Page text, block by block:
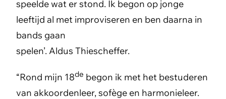
speelde wat er stond. Ik begon op jonge
leeftijd al met improviseren en ben daarna in
bands gaan
spelen’. Aldus Thiescheffer.
“Rond mijn 18de begon ik met het bestuderen
van akkoordenleer, sofège en harmonieleer.